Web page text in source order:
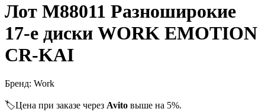
Лот M88011 Разноширокие
17-е диски WORK EMOTION
CR-KAI
Бренд: Work
🏷️Цена при заказе через Avito выше на 5%.